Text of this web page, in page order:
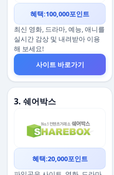
혜택:100,000포인트
최신 영화, 드라마, 예능, 애니를
실시간 감상 및 내려받아 이용
해 보세요!
사이트 바로가기
3. 쉐어박스
혜택:20,000포인트